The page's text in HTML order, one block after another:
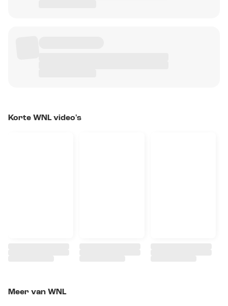
Korte WNL video's
Meer van WNL